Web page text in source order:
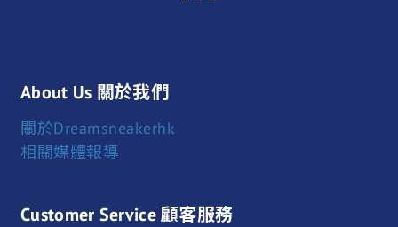
About Us 關於我們
關於Dreamsneakerhk
相關媒體報導
Customer Service 顧客服務